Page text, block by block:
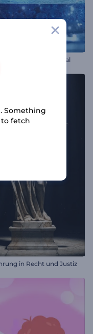
Scherben Logo Reveal
in Recht und Justiz
Something
fetch